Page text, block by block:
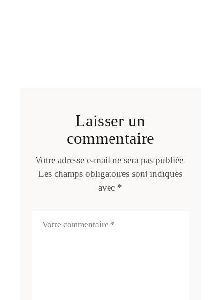
Laisser un
commentaire
Votre adresse e-mail ne sera pas publiée.
Les champs obligatoires sont indiqués
avec *